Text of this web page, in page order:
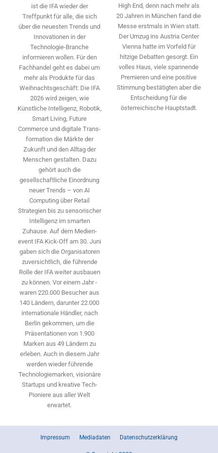
ist die IFA wieder der
Treffpunkt für alle, die sich
über die neuesten Trends und
Innovationen in der
Technologie-­Branche
informieren wollen. Für den
Fachhandel geht es dabei um
mehr als Produkte für das
Weihnachtsgeschäft: Die IFA
2026 wird ­zeigen, wie
Künstliche Intelligenz, Robotik,
Smart Living, Future
Commerce und digitale Trans­
formation die Märkte der
Zukunft und den Alltag der
Menschen gestalten. Dazu
gehört auch die
gesellschaftliche Einordnung
neuer Trends – von AI
Computing über Retail
Strategien bis zu sensorischer
Intelligenz im smarten
Zuhause. Auf dem Medien­
event IFA Kick-Off am 30. Juni
gaben sich die Organisatoren
zuversichtlich, die führende
Rolle der IFA weiter ausbauen
zu können. Vor einem Jahr ­
waren 220.000 Besucher aus
140 ­Ländern, ­darunter 22.000
internationale Händler, nach
Berlin gekommen, um die
Präsen­tationen von 1.900
Marken aus 49 Ländern zu
erleben. Auch in diesem Jahr
werden wieder führende
Technologiemarken, visionäre
Startups und ­kreative Tech-
Pioniere aus aller Welt
erwartet.
High End, denn nach mehr als
20 Jahren in München fand die
Messe erstmals in Wien statt.
Der Umzug ins Austria Center
Vienna hatte im Vorfeld für
hitzige Debatten gesorgt. Ein
volles Haus, viele spannende
Premieren und eine positive
Stimmung bestätigten aber die
Entscheidung für die
österreichische Hauptstadt.
Impressum Mediadaten Datenschutzerklärung